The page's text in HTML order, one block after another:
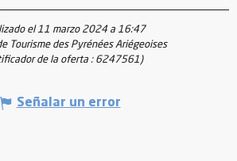
el 11 marzo 2024 a 16:47
Tourisme des Pyrénées Ariégeoises
de la oferta : 6247561 )
Señalar un error